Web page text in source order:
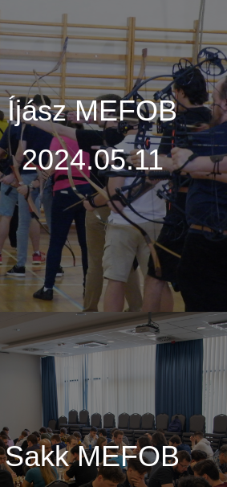
Íjász MEFOB
2024.05.11
Sakk MEFOB